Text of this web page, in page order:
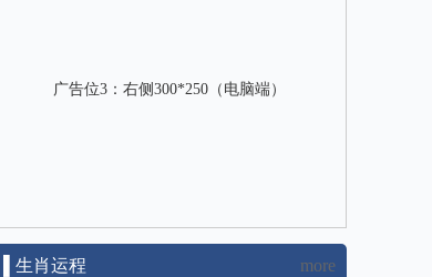
广告位3：右侧300*250（电脑端）
▌生肖运程 more